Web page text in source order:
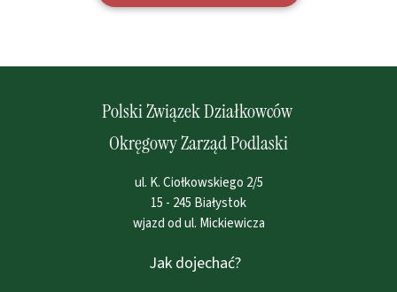
Jak dojechać?
Polski Związek Działkowców
Okręgowy Zarząd Podlaski
ul. K. Ciołkowskiego 2/5
15 - 245 Białystok
wjazd od ul. Mickiewicza